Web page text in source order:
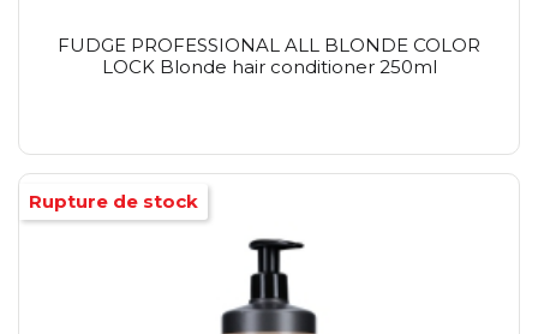
FUDGE PROFESSIONAL ALL BLONDE COLOR
LOCK Blonde hair conditioner 250ml
Rupture de stock